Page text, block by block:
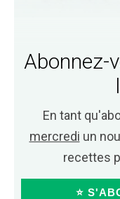
Abonnez-
En tant
mercredi un
recettes
⭐